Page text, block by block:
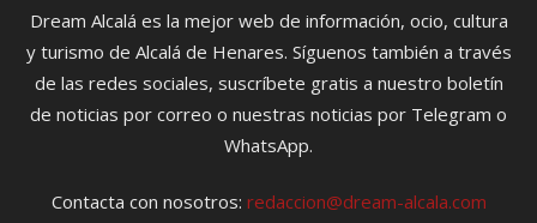
Dream Alcalá es la mejor web de información, ocio, cultura
y turismo de Alcalá de Henares. Síguenos también a través
de las redes sociales, suscríbete gratis a nuestro boletín
de noticias por correo o nuestras noticias por Telegram o
WhatsApp.
Contacta con nosotros: redaccion@dream-alcala.com